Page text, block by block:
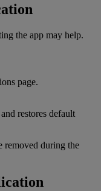
the app may help.
page.
restores default
removed during the